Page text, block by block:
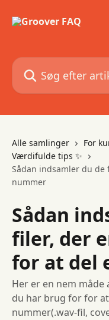
Søg efter artikler...
Alle samlinger
For
Værdifulde tips ✨
Sådan indsamler du
nummer
Sådan
filer, der
for at del
Her er en nem måde
du har brug for for
nummer(.wav-fil,